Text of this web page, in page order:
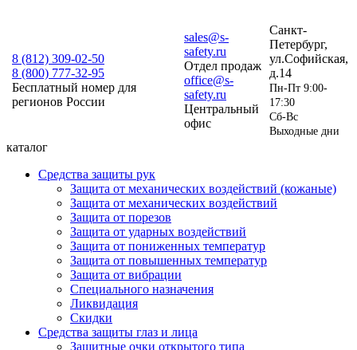
8 (812) 309-02-50
8 (800) 777-32-95
Бесплатный номер для
регионов России
sales@s-
safety.ru
Отдел продаж
office@s-
safety.ru
Центральный
офис
Санкт-
Петербург,
ул.Софийская,
д.14
Пн-Пт 9:00-
17:30
Сб-Вс
Выходные дни
каталог
Средства защиты рук
Защита от механических воздействий (кожаные)
Защита от механических воздействий
Защита от порезов
Защита от ударных воздействий
Защита от пониженных температур
Защита от повышенных температур
Защита от вибрации
Специального назначения
Ликвидация
Скидки
Средства защиты глаз и лица
Защитные очки открытого типа